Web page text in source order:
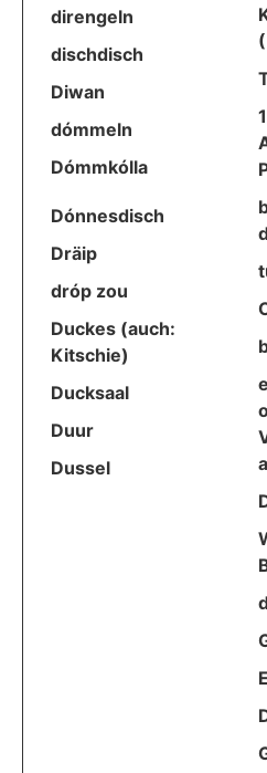
direngeln
dischdisch
Diwan
dómmeln
Dómmkólla
Dónnesdisch
Dräip
dróp zou
Duckes (auch:
Kitschie)
Ducksaal
Duur
Dussel